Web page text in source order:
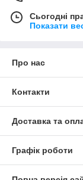
Сьогодні
Показати
Про нас
Контакти
Доставка та
Графік роботи